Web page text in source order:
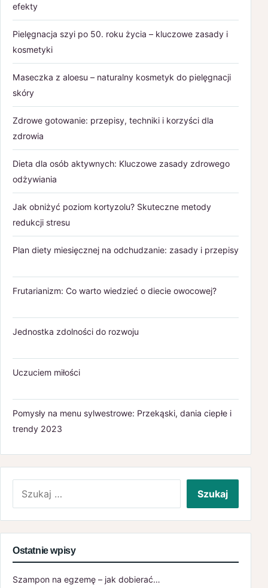
efekty
Pielęgnacja szyi po 50. roku życia – kluczowe zasady i
kosmetyki
Maseczka z aloesu – naturalny kosmetyk do pielęgnacji
skóry
Zdrowe gotowanie: przepisy, techniki i korzyści dla
zdrowia
Dieta dla osób aktywnych: Kluczowe zasady zdrowego
odżywiania
Jak obniżyć poziom kortyzolu? Skuteczne metody
redukcji stresu
Plan diety miesięcznej na odchudzanie: zasady i przepisy
Frutarianizm: Co warto wiedzieć o diecie owocowej?
Jednostka zdolności do rozwoju
Uczuciem miłości
Pomysły na menu sylwestrowe: Przekąski, dania ciepłe i
trendy 2023
Ostatnie wpisy
Szampon na egzemę – jak dobierać…